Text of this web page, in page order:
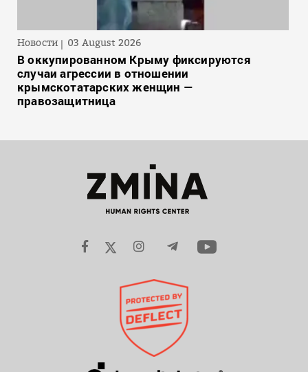
Новости 03 August 2026
В оккупированном Крыму фиксируются
случаи агрессии в отношении
крымскотатарских женщин —
правозащитница